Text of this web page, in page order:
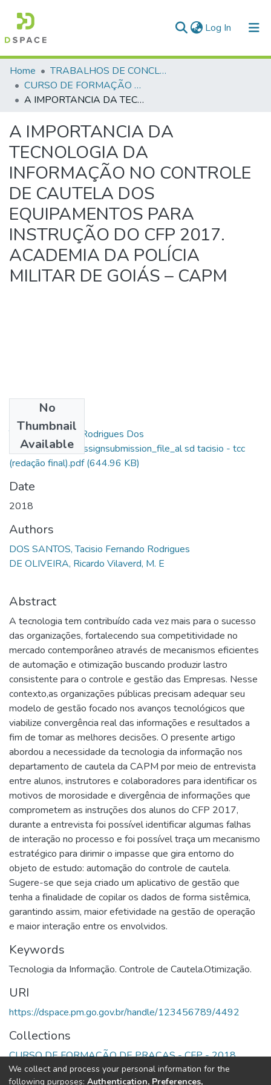
Log In (current)
Communities & Collections
All of DSpace
Home
TRABALHOS DE CONCLUSÃO DE CURSO - CFP (CURSO DE FORMAÇÃO DE PRAÇAS)
CURSO DE FORMAÇÃO DE PRAÇAS - CFP - 2018
A IMPORTANCIA DA TECNOLOGIA DA INFORMAÇÃO NO CONTROLE DE CAUTELA DOS EQUIPAMENTOS PARA INSTRUÇÃO DO CFP 2017. ACADEMIA DA POLÍCIA MILITAR DE GOIÁS – CAPM
A IMPORTANCIA DA
TECNOLOGIA DA
INFORMAÇÃO NO CONTROLE
DE CAUTELA DOS
EQUIPAMENTOS PARA
INSTRUÇÃO DO CFP 2017.
ACADEMIA DA POLÍCIA
MILITAR DE GOIÁS – CAPM
No
Thumbnail
Available
Tacísio Fernando Rodrigues Dos
Santos_10409_assignsubmission_file_al sd tacisio - tcc
(redação final).pdf(644.96 KB)
Date
2018
Authors
DOS SANTOS, Tacisio Fernando Rodrigues
DE OLIVEIRA, Ricardo Vilaverd, M. E
Abstract
A tecnologia tem contribuído cada vez mais para o sucesso
das organizações, fortalecendo sua competitividade no
mercado contemporâneo através de mecanismos eficientes
de automação e otimização buscando produzir lastro
consistente para o controle e gestão das Empresas. Nesse
contexto,as organizações públicas precisam adequar seu
modelo de gestão focado nos avanços tecnológicos que
viabilize convergência real das informações e resultados a
fim de tomar as melhores decisões. O presente artigo
abordou a necessidade da tecnologia da informação nos
departamento de cautela da CAPM por meio de entrevista
entre alunos, instrutores e colaboradores para identificar os
motivos de morosidade e divergência de informações que
comprometem as instruções dos alunos do CFP 2017,
durante a entrevista foi possível identificar algumas falhas
de interação no processo e foi possível traça um mecanismo
estratégico para dirimir o impasse que gira entorno do
objeto de estudo: automação do controle de cautela.
Sugere-se que seja criado um aplicativo de gestão que
tenha a finalidade de copilar os dados de forma sistêmica,
garantindo assim, maior efetividade na gestão de operação
e maior interação entre os envolvidos.
Keywords
Tecnologia da Informação. Controle de Cautela.Otimização.
URI
https://dspace.pm.go.gov.br/handle/123456789/4492
Collections
CURSO DE FORMAÇÃO DE PRAÇAS - CFP - 2018
We collect and process your personal information for the
following purposes: Authentication, Preferences,